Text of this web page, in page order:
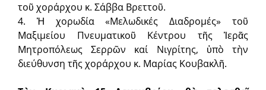
τοῦ χοράρχου κ. Σάββα Βρεττοῦ.
4. Ἡ χορωδία «Μελωδικές Διαδρομές» τοῦ
Μαξιμείου Πνευματικοῦ Κέντρου τῆς Ἱερᾶς
Μητροπόλεως Σερρῶν καί Νιγρίτης, ὑπὸ τὴν
διεύθυνση τῆς χοράρχου κ. Μαρίας Κουβακλῆ.